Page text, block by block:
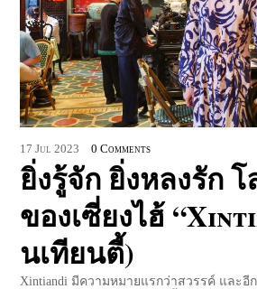
17 Jul 2023 0 Comments
ยิ่งรู้จัก ยิ่งหลงรัก
ของเซี่ยงไฮ้
นเทียนตี้)
Xintiandi มีความหมายแรกว่าสวรรค์ และอี